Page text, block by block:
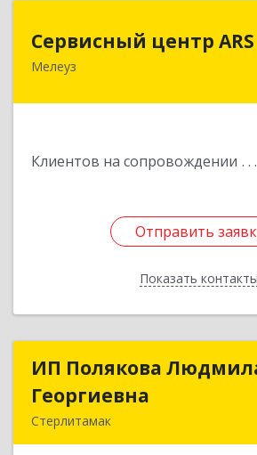
Сервисный центр ARS
Мелеуз
Клиентов на сопровождении
Отправить
Показать контакты
Отправить
Назад
ИП Полякова
Георгиевна
Стерлитамак
ИП